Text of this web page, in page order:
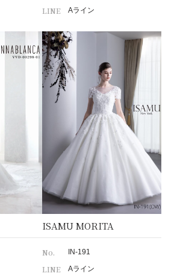
LINE Aライン
ISAMU MORITA
No. IN-191
LINE Aライン